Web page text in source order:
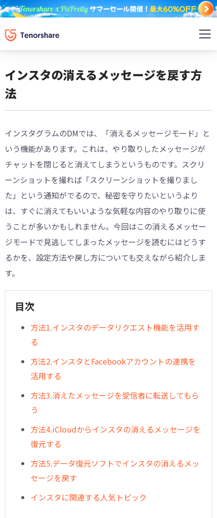
インスタの消えるメッセージを戻す方
法
インスタグラムのDMでは、「消えるメッセージモード」と
いう機能があります。これは、やり取りしたメッセージが
チャットを閉じると消えてしまうというものです。スクリ
ーンショットを撮れば「スクリーンショットを撮りまし
た」という通知がでるので、秘密を守りたいというより
は、すぐに消えてもいいような気軽な内容のやり取りに使
うことが多いかもしれません。今回はこの消えるメッセー
ジモードで見逃してしまったメッセージを読むにはどうす
るかを、設定方法や戻し方についても交えながら紹介しま
す。
目次
方法1.インスタのデータリクエスト機能を活用す
る
方法2.インスタとFacebookアカウントの連携を
活用する
方法3.消えたメッセージを受信者に転送してもら
う
方法4.iCloudからインスタの消えるメッセージを
復元する
方法5.データ復元ソフトでインスタの消えるメッ
セージを戻す
インスタに関連する人気トピック